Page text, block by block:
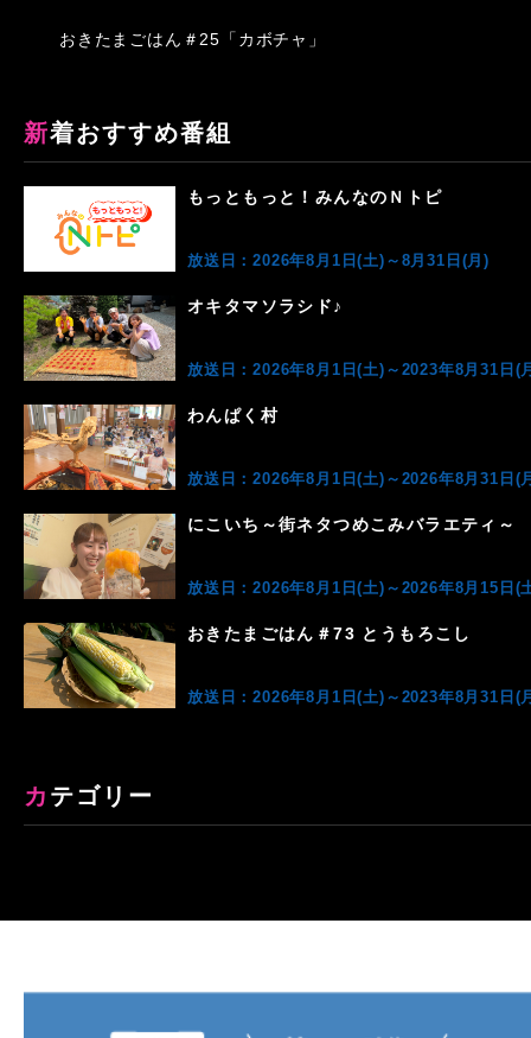
おきたまごはん＃25「カボチャ」
新着おすすめ番組
もっともっと！みんなのＮトピ
放送日：2026年8月1日(土)～8月31日(月)
オキタマソラシド♪
放送日：2026年8月1日(土)～2023年8月31日(
わんぱく村
放送日：2026年8月1日(土)～2026年8月31日(
にこいち～街ネタつめこみバラエティ～
放送日：2026年8月1日(土)～2026年8月15日(
おきたまごはん＃73 とうもろこし
放送日：2026年8月1日(土)～2023年8月31日(
カテゴリー